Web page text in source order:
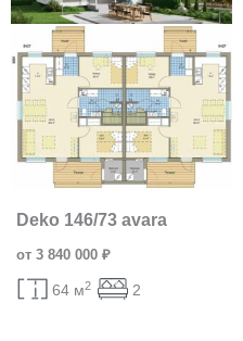
Deko 146/73 avara
от 3 840 000 ₽
64 м2 2